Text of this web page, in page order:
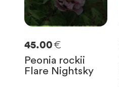
45.00€
Peonia rockii
Flare Nightsky